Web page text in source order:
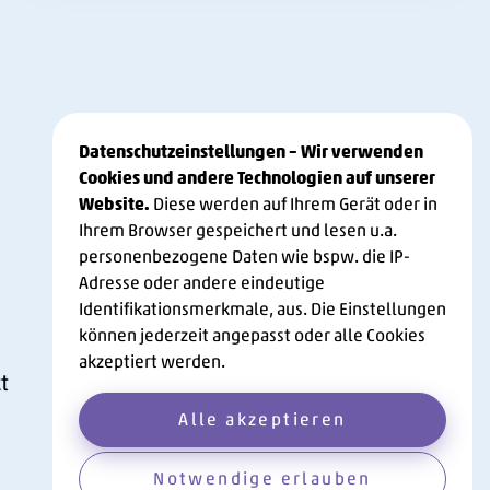
Datenschutzeinstellungen – Wir verwenden
Cookies und andere Technologien auf unserer
Website. Diese werden auf Ihrem Gerät oder in
Ihrem Browser gespeichert und lesen u.a.
personenbezogene Daten wie bspw. die IP-
Adresse oder andere eindeutige
Identifikationsmerkmale, aus. Die Einstellungen
können jederzeit angepasst oder alle Cookies
akzeptiert werden.
Notwendige erlauben
Alle akzeptieren